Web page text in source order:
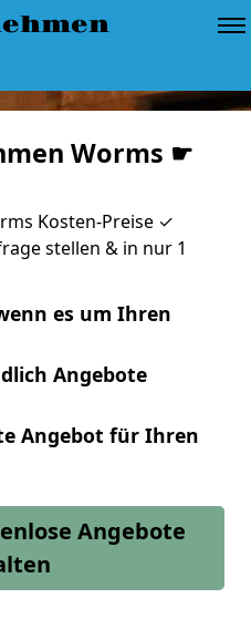
Worms ☛
Kosten-Preise ✓
stellen & in nur 1
es um Ihren
Angebote
Angebot für Ihren
Angebote